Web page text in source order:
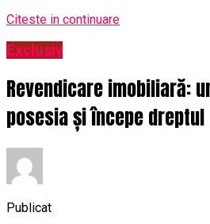
Citeste in continuare
Exclusiv
Revendicare imobiliară:
posesia și începe
Publicat